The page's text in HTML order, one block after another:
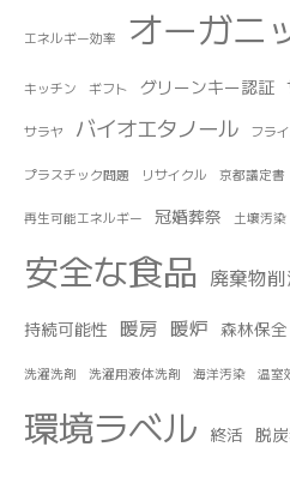
エネルギー効率 オーガニ
キッチン ギフト グリーンキー認証
サラヤ バイオエタノール フラ
プラスチック問題 リサイクル 京都議定書
再生可能エネルギー 冠婚葬祭 土壌汚染
安全な食品 廃棄物
持続可能性 暖房 暖炉 森林保全
洗濯洗剤 洗濯用液体洗剤 海洋汚染 温室
環境ラベル 終活 脱